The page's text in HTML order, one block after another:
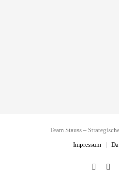
Team Stauss –
Impressum |